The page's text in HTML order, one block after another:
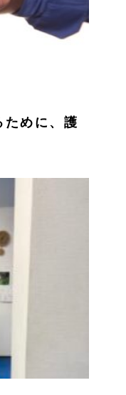
ために、護